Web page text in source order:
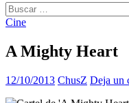
Buscar:
Cine
A Mighty Heart
12/10/2013 ChusZ Deja un